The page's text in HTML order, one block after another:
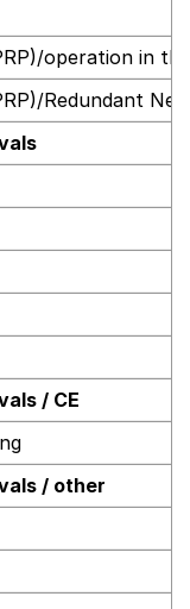
operation in
Redundant
/ CE
/ other